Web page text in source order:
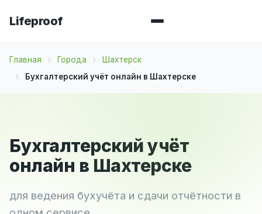
Lifeproof
Главная Города
Шахтерск
Бухгалтерский учёт онлайн в Шахтерске
Бухгалтерский учёт
онлайн в Шахтерске
для ведения бухучёта и сдачи отчётности в